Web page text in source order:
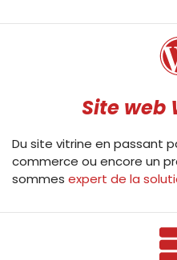
Site web
Du site vitrine en passant
commerce ou encore un
sommes expert de la